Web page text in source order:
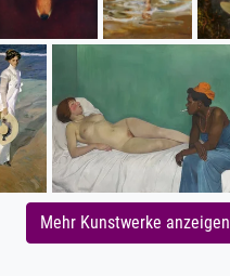
Mehr Kunstwerke anzeigen